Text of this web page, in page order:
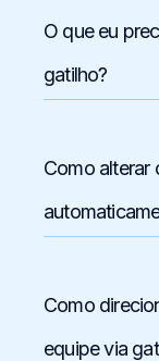
O que eu
gatilho?
Como alterar
Como
equipe via